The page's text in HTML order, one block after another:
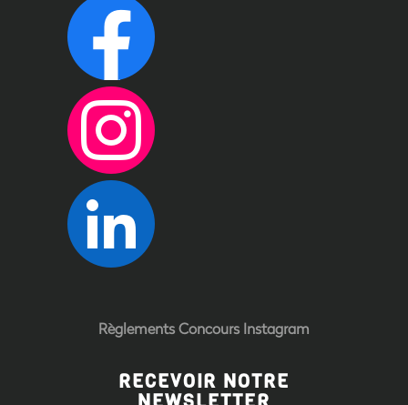
Règlements Concours Instagram
RECEVOIR NOTRE